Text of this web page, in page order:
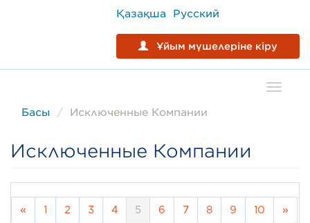
Қазақша
Русский
Ұйым мүшелеріне кіру
Toggle
Басы
Исключенные Компании
Исключенные Компании
« 1 2 3 4 5 6 7 8 9 10 »